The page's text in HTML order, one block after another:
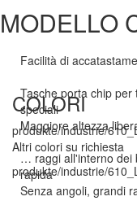
MODELLO
Facilità di
Tasche porta chip
speciali
Maggiore altezza
… raggi all'interno dei
rapida
Senza angoli, grandi
COLORI
produkte/industrie/
Altri colori su richiesta
produkte/industrie/